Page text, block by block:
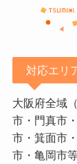
対応エリ
大阪府全域
市・門真市
市・箕面市
市・亀岡市